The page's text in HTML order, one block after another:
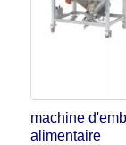
machine
alimentaire